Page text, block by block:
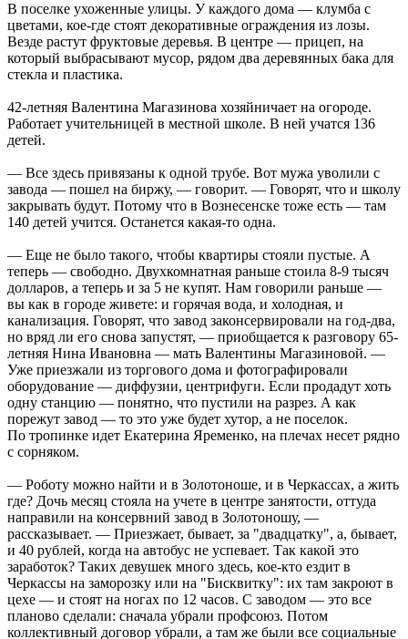
В поселке ухоженные улицы. У каждого дома — клумба с
цветами, кое-где стоят декоративные ограждения из лозы.
Везде растут фруктовые деревья. В центре — прицеп, на
который выбрасывают мусор, рядом два деревянных бака для
стекла и пластика.
42-летняя Валентина Магазинова хозяйничает на огороде.
Работает учительницей в местной школе. В ней учатся 136
детей.
— Все здесь привязаны к одной трубе. Вот мужа уволили с
завода — пошел на биржу, — говорит. — Говорят, что и школу
закрывать будут. Потому что в Вознесенске тоже есть — там
140 детей учится. Останется какая-то одна.
— Еще не было такого, чтобы квартиры стояли пустые. А
теперь — свободно. Двухкомнатная раньше стоила 8-9 тысяч
долларов, а теперь и за 5 не купят. Нам говорили раньше —
вы как в городе живете: и горячая вода, и холодная, и
канализация. Говорят, что завод законсервировали на год-два,
но вряд ли его снова запустят, — приобщается к разговору 65-
летняя Нина Ивановна — мать Валентины Магазиновой. —
Уже приезжали из торгового дома и фотографировали
оборудование — диффузии, центрифуги. Если продадут хоть
одну станцию — понятно, что пустили на разрез. А как
порежут завод — то это уже будет хутор, а не поселок.
По тропинке идет Екатерина Яременко, на плечах несет рядно
с сорняком.
— Роботу можно найти и в Золотоноше, и в Черкассах, а жить
где? Дочь месяц стояла на учете в центре занятости, оттуда
направили на консервний завод в Золотоношу, —
рассказывает. — Приезжает, бывает, за "двадцатку", а, бывает,
и 40 рублей, когда на автобус не успевает. Так какой это
заработок? Таких девушек много здесь, кое-кто ездит в
Черкассы на заморозку или на "Бисквитку": их там закроют в
цехе — и стоят на ногах по 12 часов. С заводом — это все
планово сделали: сначала убрали профсоюз. Потом
коллективный договор убрали, а там же были все социальные